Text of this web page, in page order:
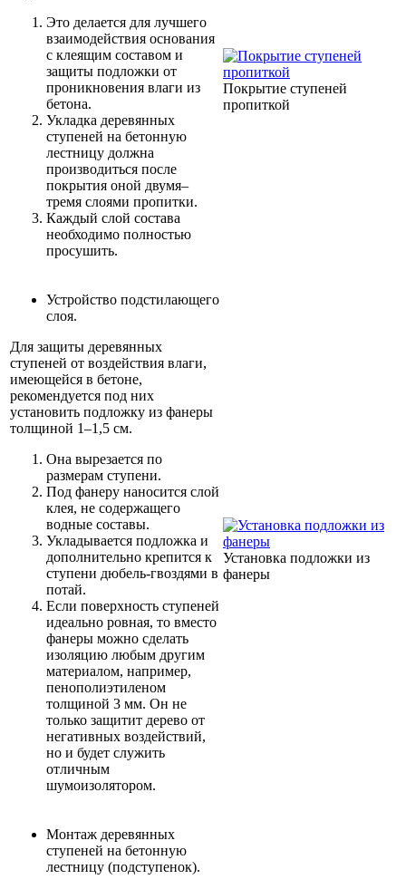
Это делается для лучшего
взаимодействия основания
с клеящим составом и
защиты подложки от
проникновения влаги из
бетона.
Укладка деревянных
ступеней на бетонную
лестницу должна
производиться после
покрытия оной двумя–
тремя слоями пропитки.
Каждый слой состава
необходимо полностью
просушить.
Покрытие ступеней
пропиткой
Устройство подстилающего
слоя.
Для защиты деревянных
ступеней от воздействия влаги,
имеющейся в бетоне,
рекомендуется под них
установить подложку из фанеры
толщиной 1–1,5 см.
Она вырезается по
размерам ступени.
Под фанеру наносится слой
клея, не содержащего
водные составы.
Укладывается подложка и
дополнительно крепится к
ступени дюбель-гвоздями в
потай.
Если поверхность ступеней
идеально ровная, то вместо
фанеры можно сделать
изоляцию любым другим
материалом, например,
пенополиэтиленом
толщиной 3 мм. Он не
только защитит дерево от
негативных воздействий,
но и будет служить
отличным
шумоизолятором.
Установка подложки из
фанеры
Монтаж деревянных
ступеней на бетонную
лестницу (подступенок).